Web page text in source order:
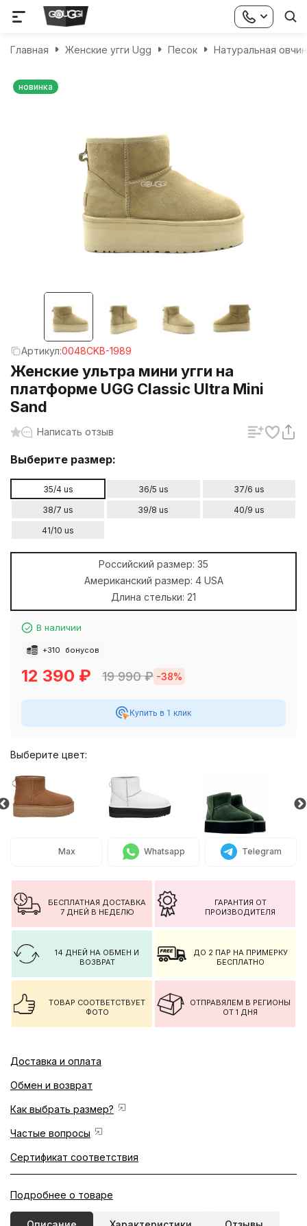
Главная Женские угги Ugg Песок Натуральная
новинка
Артикул:0048CKB-1989
Женские ультра мини угги на
платформе UGG Classic Ultra Mini
Sand
Написать отзыв
Выберите размер:
35/4 us 36/5 us
37/6 us
38/7 us
39/8 us
40/9 us
41/10 us
Российский размер: 35
Американский размер: 4 USA
Длина стельки: 21
В наличии
+310 бонусов
12 390 ₽ 19 990₽ -38%
Купить в 1 клик
Выберите цвет:
Max Whatsapp Telegram
БЕСПЛАТНАЯ ДОСТАВКА
7 ДНЕЙ В НЕДЕЛЮ
ГАРАНТИЯ ОТ
ПРОИЗВОДИТЕЛЯ
14 ДНЕЙ НА ОБМЕН И
ВОЗВРАТ
ДО 2 ПАР НА ПРИМЕРКУ
БЕСПЛАТНО
ТОВАР СООТВЕТСТВУЕТ
ФОТО
ОТПРАВЯЛЕМ В РЕГИОНЫ
ОТ 1 ДНЯ
Доставка и оплата
Обмен и возврат
Как выбрать размер?
Частые вопросы
Сертификат соответствия
Подробнее о товаре